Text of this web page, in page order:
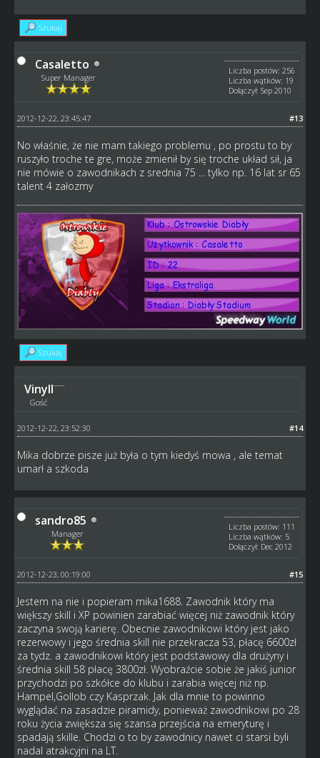
Szukaj
Casaletto
Super Manager
Liczba postów: 256
Liczba wątków: 19
Dołączył: Sep 2010
#13
2012-12-22, 23:45:47
No właśnie, że nie mam takiego problemu , po prostu to by
ruszyło troche te gre, może zmienił by się troche układ sił, ja
nie mówie o zawodnikach z srednia 75 ... tylko np. 16 lat sr 65
talent 4 załozmy
Szukaj
Vinyll
Gość
#14
2012-12-22, 23:52:30
Mika dobrze pisze już była o tym kiedyś mowa , ale temat
umarł a szkoda
sandro85
Manager
Liczba postów: 111
Liczba wątków: 5
Dołączył: Dec 2012
#15
2012-12-23, 00:19:00
Jestem na nie i popieram mika1688. Zawodnik który ma
większy skill i XP powinien zarabiać więcej niż zawodnik który
zaczyna swoją karierę. Obecnie zawodnikowi który jest jako
rezerwowy i jego średnia skill nie przekracza 53, płacę 6600zł
za tydz. a zawodnikowi który jest podstawowy dla drużyny i
średnia skill 58 płacę 3800zł. Wyobraźcie sobie że jakiś junior
przychodzi po szkółce do klubu i zarabia więcej niż np.
Hampel,Gollob czy Kasprzak. Jak dla mnie to powinno
wyglądać na zasadzie piramidy, ponieważ zawodnikowi po 28
roku życia zwiększa się szansa przejścia na emeryturę i
spadają skille. Chodzi o to by zawodnicy nawet ci starsi byli
nadal atrakcyjni na LT.